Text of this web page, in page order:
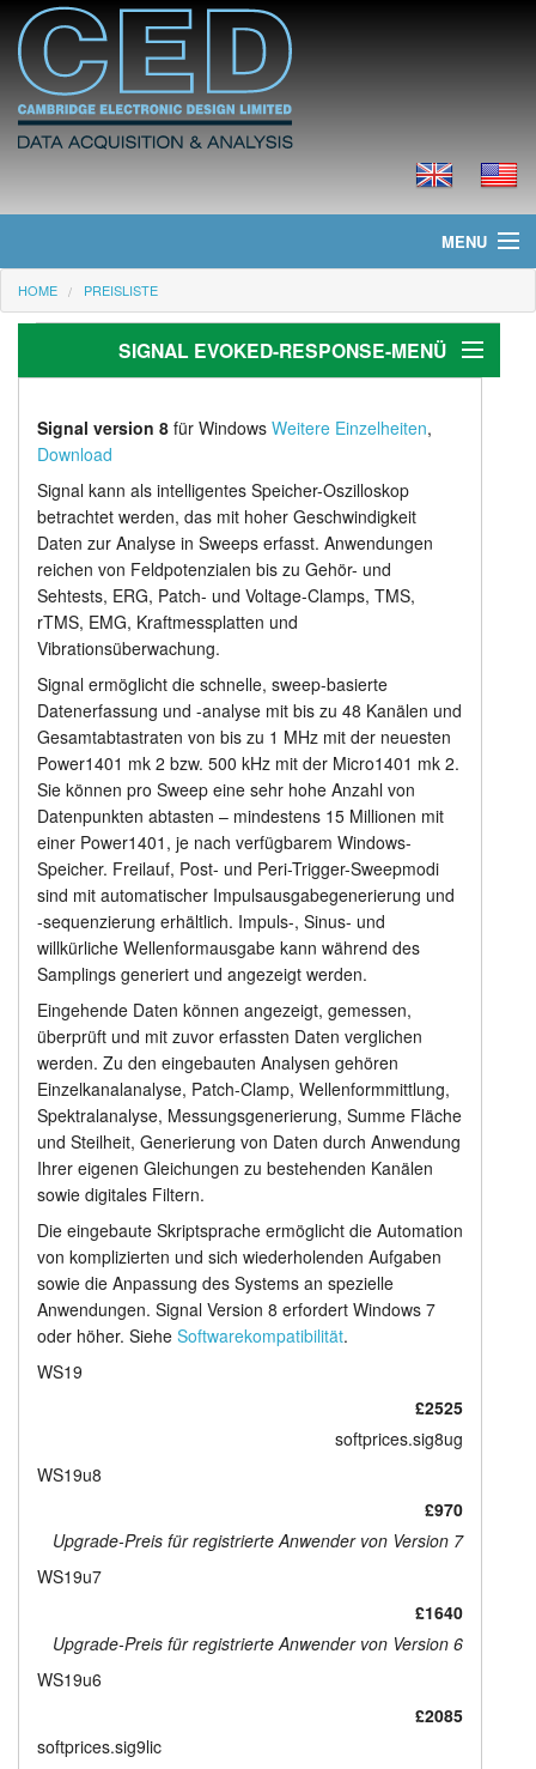
MENU
Home
Preisliste
Downloads
Anleitung
Kundendienst
Händler
HOME PREISLISTE
SIGNAL EVOKED-RESPONSE-MENÜ
TMS mit Magnetstimulatoren
Stimuluserzeugung
Signal version 8für Windows Weitere Einzelheiten,
Download
Signal kann als intelligentes Speicher-Oszilloskop
betrachtet werden, das mit hoher Geschwindigkeit
Daten zur Analyse in Sweeps erfasst. Anwendungen
reichen von Feldpotenzialen bis zu Gehör- und
Sehtests, ERG, Patch- und Voltage-Clamps, TMS,
rTMS, EMG, Kraftmessplatten und
Vibrationsüberwachung.
Signal ermöglicht die schnelle, sweep-basierte
Datenerfassung und -analyse mit bis zu 48 Kanälen und
Gesamtabtastraten von bis zu 1 MHz mit der neuesten
Power1401 mk 2 bzw. 500 kHz mit der Micro1401 mk 2.
Sie können pro Sweep eine sehr hohe Anzahl von
Datenpunkten abtasten – mindestens 15 Millionen mit
einer Power1401, je nach verfügbarem Windows-
Speicher. Freilauf, Post- und Peri-Trigger-Sweepmodi
sind mit automatischer Impulsausgabegenerierung und
-sequenzierung erhältlich. Impuls-, Sinus- und
willkürliche Wellenformausgabe kann während des
Samplings generiert und angezeigt werden.
Eingehende Daten können angezeigt, gemessen,
überprüft und mit zuvor erfassten Daten verglichen
werden. Zu den eingebauten Analysen gehören
Einzelkanalanalyse, Patch-Clamp, Wellenformmittlung,
Spektralanalyse, Messungsgenerierung, Summe Fläche
und Steilheit, Generierung von Daten durch Anwendung
Ihrer eigenen Gleichungen zu bestehenden Kanälen
sowie digitales Filtern.
Die eingebaute Skriptsprache ermöglicht die Automation
von komplizierten und sich wiederholenden Aufgaben
sowie die Anpassung des Systems an spezielle
Anwendungen. Signal Version 8 erfordert Windows 7
oder höher. Siehe Softwarekompatibilität.
WS19
£2525
softprices.sig8ug
WS19u8
£970
Upgrade-Preis für registrierte Anwender von Version 7
WS19u7
£1640
Upgrade-Preis für registrierte Anwender von Version 6
WS19u6
£2085
softprices.sig9lic